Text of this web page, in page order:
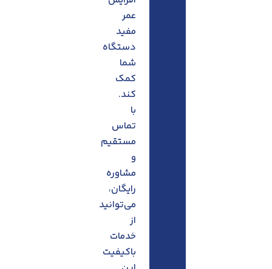
عمر
مفید
دستگاه
شما
کمک
کند.
با
تماس
مستقیم
و
مشاوره
رایگان،
می‌توانید
از
خدمات
باکیفیت